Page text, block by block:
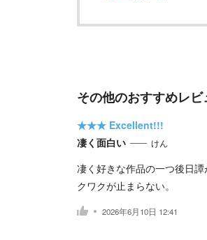
その他のおすすめレビ
★★★ Excellent!!!
凄く面白い
けん
凄く好きな作品の一つ後日
クワクが止まらない。
2026年6月10日 12:41